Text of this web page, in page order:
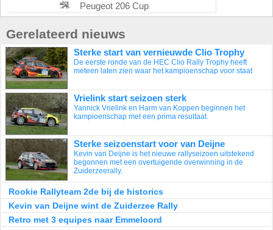
Peugeot 206 Cup
Gerelateerd nieuws
Sterke start van vernieuwde Clio Trophy
De eerste ronde van de HEC Clio Rally Trophy heeft
meteen laten zien waar het kampioenschap voor staat
Vrielink start seizoen sterk
Yannick Vrielink en Harm van Koppen beginnen het
kampioenschap met een prima resultaat.
Sterke seizoenstart voor van Deijne
Kevin van Deijne is het nieuwe rallyseizoen uitstekend
begonnen met een overtuigende overwinning in de
Zuiderzeerally.
Rookie Rallyteam 2de bij de historics
Kevin van Deijne wint de Zuiderzee Rally
Retro met 3 equipes naar Emmeloord